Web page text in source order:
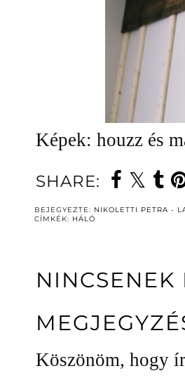
Képek: houzz és
SHARE:
BEJEGYEZTE: NIKOLETTI PETRA -
CÍMKÉK: HÁLÓ
NINCSENEK
Köszönöm, hogy